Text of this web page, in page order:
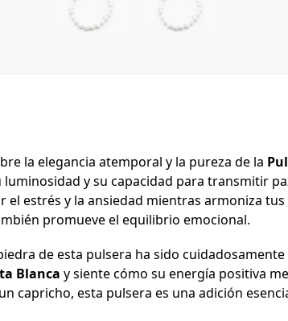
la elegancia atemporal y la pureza de la
luminosidad y su capacidad para transmitir
el estrés y la ansiedad mientras armoniza
promueve el equilibrio emocional.
de esta pulsera ha sido
Blanca y siente cómo su energía positiva
capricho, esta pulsera es una adición